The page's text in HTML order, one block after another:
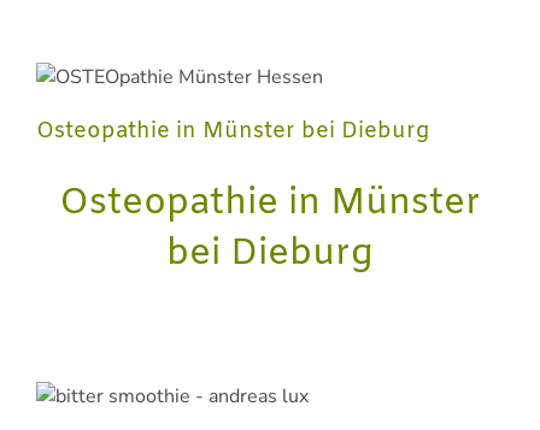
Osteopathie in Münster bei Dieburg
Osteopathie in Münster
bei Dieburg